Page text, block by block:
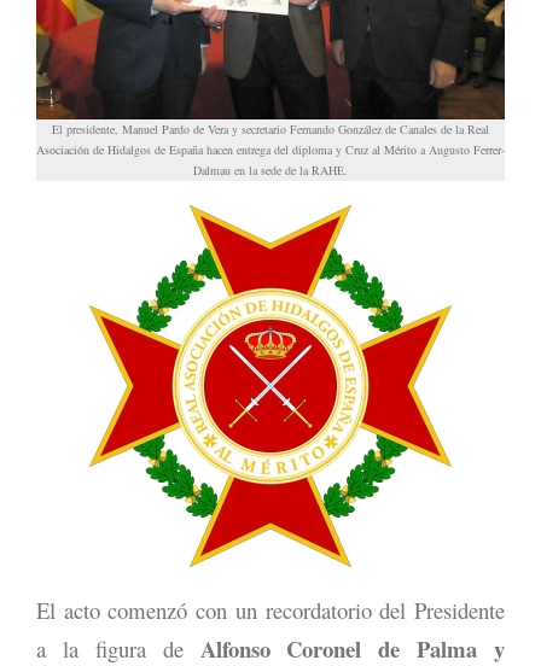
El presidente, Manuel Pardo de Vera y secretario Fernando González de Canales de la Real
Asociación de Hidalgos de España hacen entrega del diploma y Cruz al Mérito a Augusto Ferrer-
Dalmau en la sede de la RAHE.
El acto comenzó con un recordatorio del Presidente
a la figura de Alfonso Coronel de Palma y